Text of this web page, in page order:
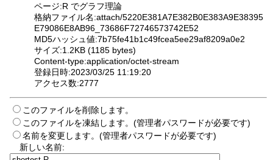
ページ:R でグラフ理論
格納ファイル名:attach/5220E381A7E382B0E383A9E38395
E79086E8AB96_73686F72746573742E52
MD5ハッシュ値:7b75fe41b1c49fcea5ee29af8209a0e2
サイズ:1.2KB (1185 bytes)
Content-type:application/octet-stream
登録日時:2023/03/25 11:19:20
アクセス数:2777
このファイルを削除します。
このファイルを凍結します。(管理者パスワードが必要です)
名前を変更します。(管理者パスワードが必要です)
新しい名前: